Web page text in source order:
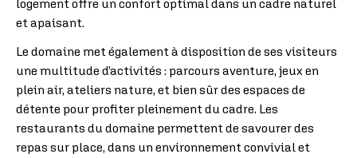
logement offre un confort optimal dans un cadre naturel
et apaisant.
Le domaine met également à disposition de ses visiteurs
une multitude d’activités : parcours aventure, jeux en
plein air, ateliers nature, et bien sûr des espaces de
détente pour profiter pleinement du cadre. Les
restaurants du domaine permettent de savourer des
repas sur place, dans un environnement convivial et